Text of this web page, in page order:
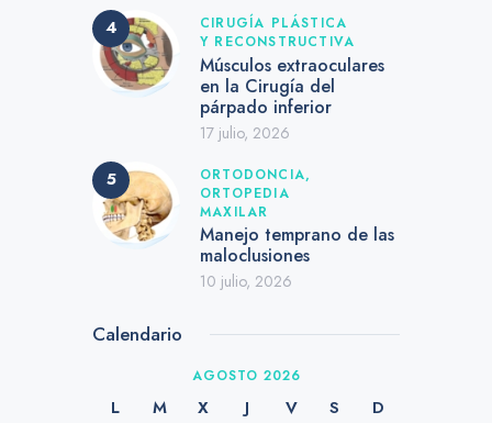
CIRUGÍA PLÁSTICA
Y RECONSTRUCTIVA
Músculos extraoculares
en la Cirugía del
párpado inferior
17 julio, 2026
ORTODONCIA,
ORTOPEDIA
MAXILAR
Manejo temprano de las
maloclusiones
10 julio, 2026
Calendario
AGOSTO 2026
L M X J V S
D